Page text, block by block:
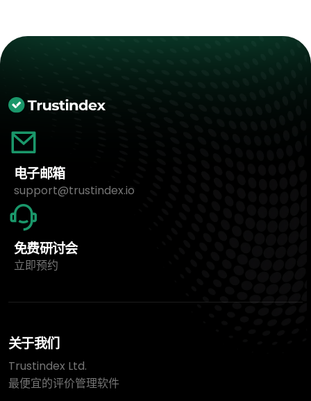
电子邮箱
support@trustindex.io
免费研讨会
立即预约
关于我们
Trustindex Ltd.
最便宜的评价管理软件